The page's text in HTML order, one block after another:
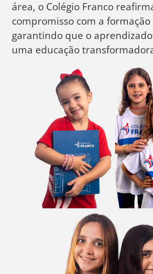
área, o Colégio Franco
compromisso com a
garantindo que o
uma educação